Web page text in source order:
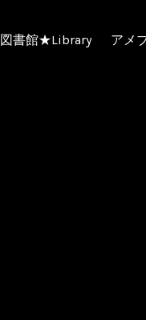
図書館★Library アメ